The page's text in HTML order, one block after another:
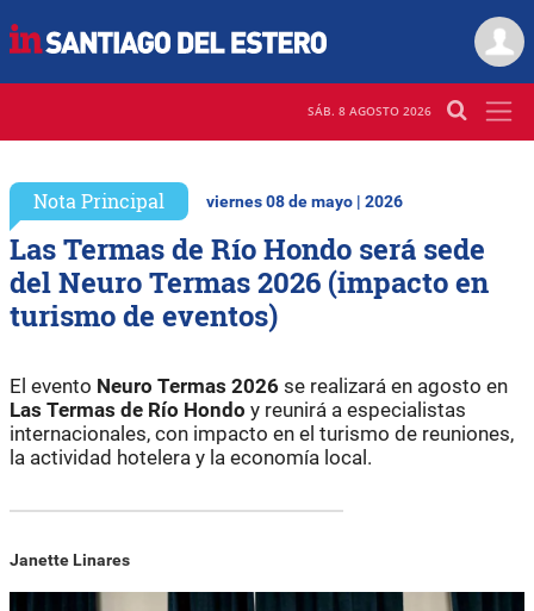
SÁB. 8 AGOSTO 2026
Nota Principal viernes 08 de mayo | 2026
Las Termas de Río Hondo será sede
del Neuro Termas 2026 (impacto en
turismo de eventos)
El evento Neuro Termas 2026 se realizará en agosto en
Las Termas de Río Hondo y reunirá a especialistas
internacionales, con impacto en el turismo de reuniones,
la actividad hotelera y la economía local.
Janette Linares